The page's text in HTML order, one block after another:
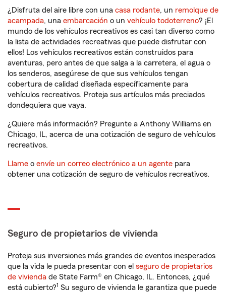
¿Disfruta del aire libre con una casa rodante, un remolque de
acampada, una embarcación o un vehículo todoterreno? ¡El
mundo de los vehículos recreativos es casi tan diverso como
la lista de actividades recreativas que puede disfrutar con
ellos! Los vehículos recreativos están construidos para
aventuras, pero antes de que salga a la carretera, el agua o
los senderos, asegúrese de que sus vehículos tengan
cobertura de calidad diseñada específicamente para
vehículos recreativos. Proteja sus artículos más preciados
dondequiera que vaya.
¿Quiere más información? Pregunte a Anthony Williams en
Chicago, IL, acerca de una cotización de seguro de vehículos
recreativos.
Llame o envíe un correo electrónico a un agente para
obtener una cotización de seguro de vehículos recreativos.
Seguro de propietarios de vivienda
Proteja sus inversiones más grandes de eventos inesperados
que la vida le pueda presentar con el seguro de propietarios
de vivienda de State Farm® en Chicago, IL. Entonces, ¿qué
está cubierto?1 Su seguro de vivienda le garantiza que puede